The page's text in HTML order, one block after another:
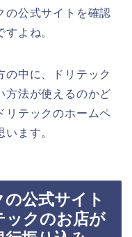
の公式サイトを確認
よね。
の中に、ドリテック
方法が使えるのかど
リテックのホームペ
ます。
の公式サイト
ックのお店が